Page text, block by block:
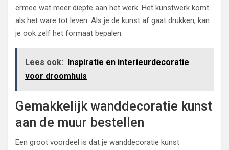
ermee wat meer diepte aan het werk. Het kunstwerk komt
als het ware tot leven. Als je de kunst af gaat drukken, kan
je ook zelf het formaat bepalen.
Lees ook: Inspiratie en interieurdecoratie
voor droomhuis
Gemakkelijk wanddecoratie kunst
aan de muur bestellen
Een groot voordeel is dat je wanddecoratie kunst